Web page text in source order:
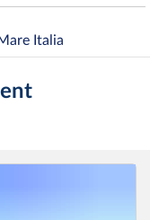
Italia